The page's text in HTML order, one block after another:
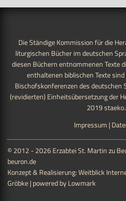
Die Ständige Kommission für die
liturgischen Bücher im deutschen
diesen Büchern entnommenen Texte
enthaltenen biblischen Texte
Bischofskonferenzen des deutschen
(revidierten) Einheitsübersetzung der
2019
Impressum |
© 2012 - 2026 Erzabtei St. Martin zu
beuron.de
Konzept & Realisierung:Weitblick
Gröbke| powered byLowmark